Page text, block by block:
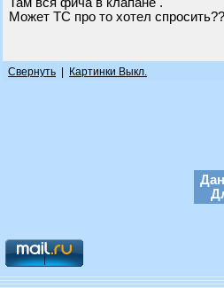
Может ТС про то хотел спросить??
Свернуть Картинки Выкл.